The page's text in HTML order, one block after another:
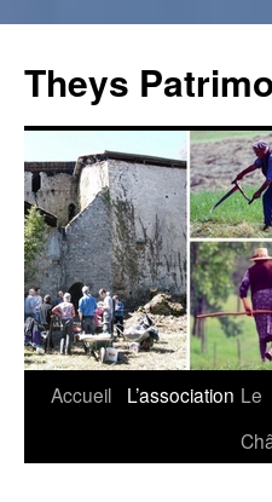
Theys
Aller
Accueil L’association Le